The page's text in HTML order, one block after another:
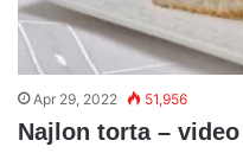
Apr 29, 2022 51,956
Najlon torta – video